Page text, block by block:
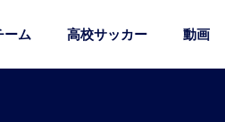
ーム 高校サッカー 動画